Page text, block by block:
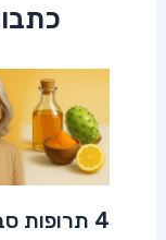
4 תרופות